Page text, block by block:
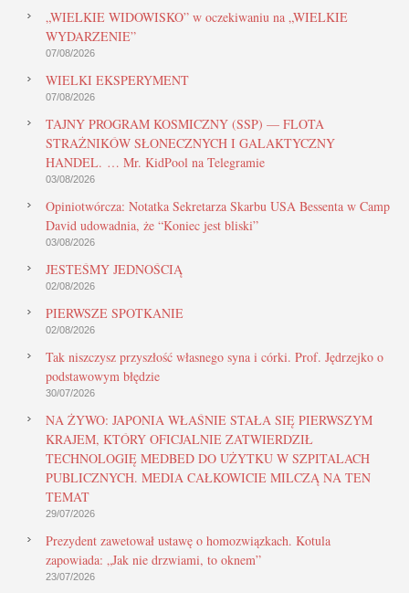
„WIELKIE WIDOWISKO” w oczekiwaniu na „WIELKIE
WYDARZENIE”
07/08/2026
WIELKI EKSPERYMENT
07/08/2026
TAJNY PROGRAM KOSMICZNY (SSP) — FLOTA
STRAŻNIKÓW SŁONECZNYCH I GALAKTYCZNY
HANDEL. … Mr. KidPool na Telegramie
03/08/2026
Opiniotwórcza: Notatka Sekretarza Skarbu USA Bessenta w Camp
David udowadnia, że “Koniec jest bliski”
03/08/2026
JESTEŚMY JEDNOŚCIĄ
02/08/2026
PIERWSZE SPOTKANIE
02/08/2026
Tak niszczysz przyszłość własnego syna i córki. Prof. Jędrzejko o
podstawowym błędzie
30/07/2026
NA ŻYWO: JAPONIA WŁAŚNIE STAŁA SIĘ PIERWSZYM
KRAJEM, KTÓRY OFICJALNIE ZATWIERDZIŁ
TECHNOLOGIĘ MEDBED DO UŻYTKU W SZPITALACH
PUBLICZNYCH. MEDIA CAŁKOWICIE MILCZĄ NA TEN
TEMAT
29/07/2026
Prezydent zawetował ustawę o homozwiązkach. Kotula
zapowiada: „Jak nie drzwiami, to oknem”
23/07/2026